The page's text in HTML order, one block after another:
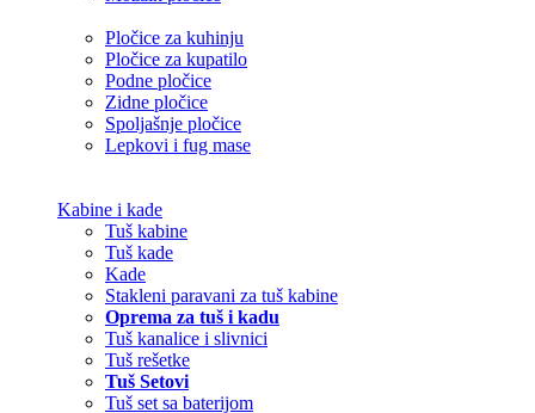
Pločice za kuhinju
Pločice za kupatilo
Podne pločice
Zidne pločice
Spoljašnje pločice
Lepkovi i fug mase
Kabine i kade
Tuš kabine
Tuš kade
Kade
Stakleni paravani za tuš kabine
Oprema za tuš i kadu
Tuš kanalice i slivnici
Tuš rešetke
Tuš Setovi
Tuš set sa baterijom